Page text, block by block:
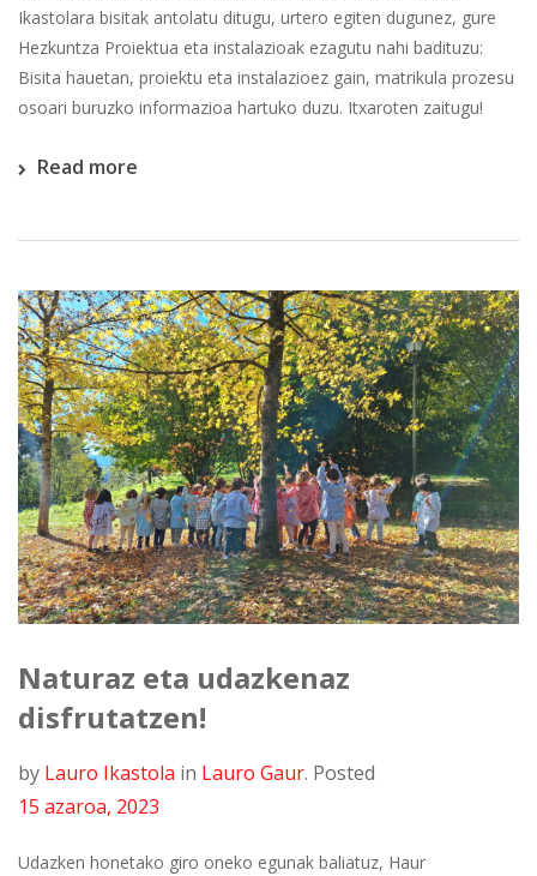
Ikastolara bisitak antolatu ditugu, urtero egiten dugunez, gure
Hezkuntza Proiektua eta instalazioak ezagutu nahi badituzu:
Bisita hauetan, proiektu eta instalazioez gain, matrikula prozesu
osoari buruzko informazioa hartuko duzu. Itxaroten zaitugu!
Read more
Naturaz eta udazkenaz
disfrutatzen!
by Lauro Ikastola in Lauro Gaur. Posted
15 azaroa, 2023
Udazken honetako giro oneko egunak baliatuz, Haur